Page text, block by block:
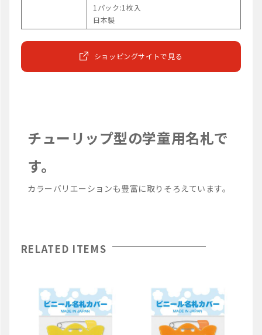
1パック:1枚入
日本製
ショッピングサイトで見る
チューリップ型の学童用名札で
す。
カラーバリエーションも豊富に取りそろえています。
RELATED ITEMS